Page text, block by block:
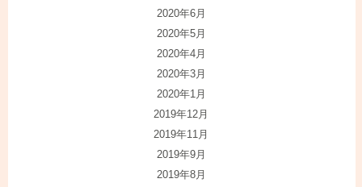
2020年6月
2020年5月
2020年4月
2020年3月
2020年1月
2019年12月
2019年11月
2019年9月
2019年8月